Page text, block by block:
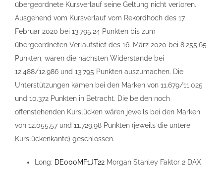
übergeordnete Kursverlauf seine Geltung nicht verloren.
Ausgehend vom Kursverlauf vom Rekordhoch des 17.
Februar 2020 bei 13.795,24 Punkten bis zum
übergeordneten Verlaufstief des 16. März 2020 bei 8.255,65
Punkten, wären die nächsten Widerstände bei
12.488/12.986 und 13.795 Punkten auszumachen. Die
Unterstützungen kämen bei den Marken von 11.679/11.025
und 10.372 Punkten in Betracht. Die beiden noch
offenstehenden Kurslücken wären jeweils bei den Marken
von 12.055,57 und 11.729,98 Punkten (jeweils die untere
Kurslückenkante) geschlossen.
Long: DE000MF1JT22 Morgan Stanley Faktor 2 DAX